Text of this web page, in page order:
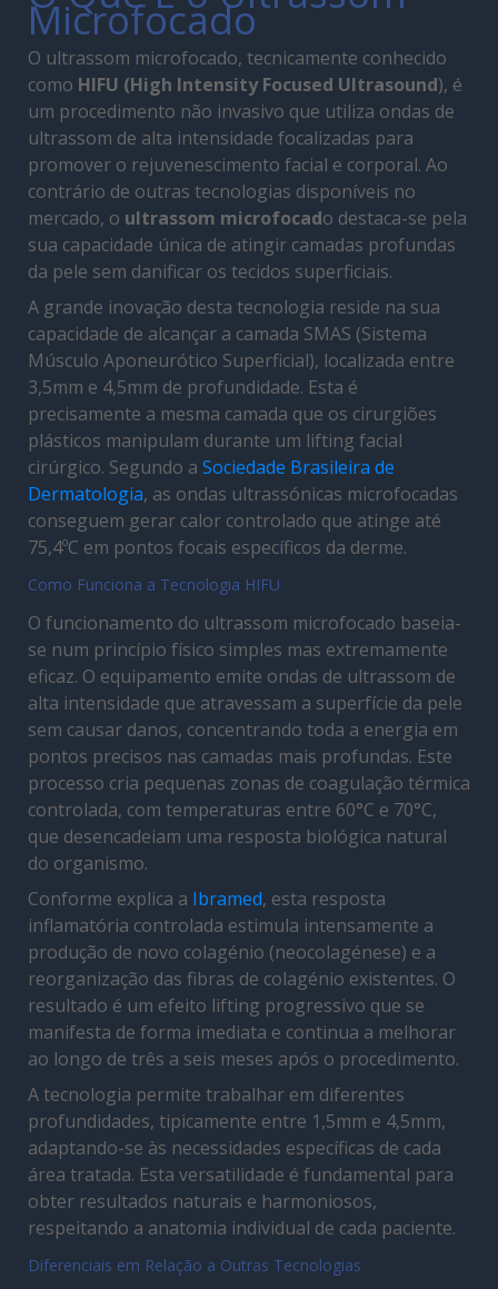
Microfocado
O ultrassom microfocado, tecnicamente conhecido
como HIFU (High Intensity Focused Ultrasound), é
um procedimento não invasivo que utiliza ondas de
ultrassom de alta intensidade focalizadas para
promover o rejuvenescimento facial e corporal. Ao
contrário de outras tecnologias disponíveis no
mercado, o ultrassom microfocado destaca-se pela
sua capacidade única de atingir camadas profundas
da pele sem danificar os tecidos superficiais.
A grande inovação desta tecnologia reside na sua
capacidade de alcançar a camada SMAS (Sistema
Músculo Aponeurótico Superficial), localizada entre
3,5mm e 4,5mm de profundidade. Esta é
precisamente a mesma camada que os cirurgiões
plásticos manipulam durante um lifting facial
cirúrgico. Segundo a Sociedade Brasileira de
Dermatologia, as ondas ultrassónicas microfocadas
conseguem gerar calor controlado que atinge até
75,4ºC em pontos focais específicos da derme.
Como Funciona a Tecnologia HIFU
O funcionamento do ultrassom microfocado baseia-
se num princípio físico simples mas extremamente
eficaz. O equipamento emite ondas de ultrassom de
alta intensidade que atravessam a superfície da pele
sem causar danos, concentrando toda a energia em
pontos precisos nas camadas mais profundas. Este
processo cria pequenas zonas de coagulação térmica
controlada, com temperaturas entre 60°C e 70°C,
que desencadeiam uma resposta biológica natural
do organismo.
Conforme explica a Ibramed, esta resposta
inflamatória controlada estimula intensamente a
produção de novo colagénio (neocolagénese) e a
reorganização das fibras de colagénio existentes. O
resultado é um efeito lifting progressivo que se
manifesta de forma imediata e continua a melhorar
ao longo de três a seis meses após o procedimento.
A tecnologia permite trabalhar em diferentes
profundidades, tipicamente entre 1,5mm e 4,5mm,
adaptando-se às necessidades específicas de cada
área tratada. Esta versatilidade é fundamental para
obter resultados naturais e harmoniosos,
respeitando a anatomia individual de cada paciente.
Diferenciais em Relação a Outras Tecnologias